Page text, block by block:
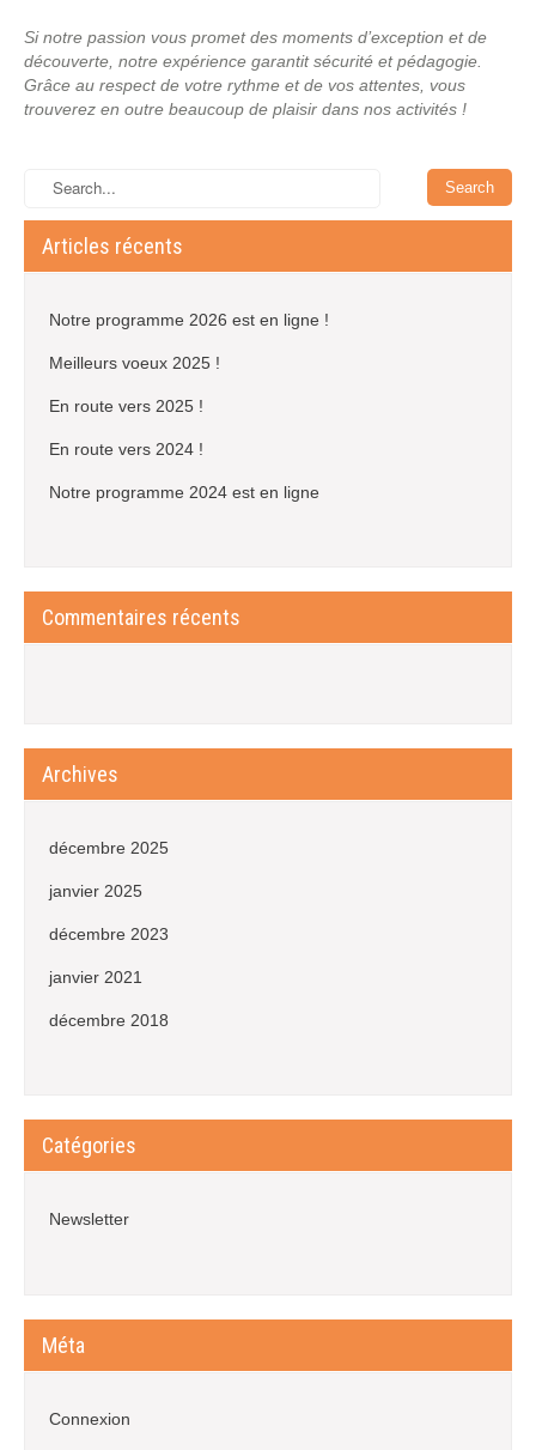
Si notre passion vous promet des moments d’exception et de
découverte, notre expérience garantit sécurité et pédagogie.
Grâce au respect de votre rythme et de vos attentes, vous
trouverez en outre beaucoup de plaisir dans nos activités !
Articles récents
Notre programme 2026 est en ligne !
Meilleurs voeux 2025 !
En route vers 2025 !
En route vers 2024 !
Notre programme 2024 est en ligne
Commentaires récents
Archives
décembre 2025
janvier 2025
décembre 2023
janvier 2021
décembre 2018
Catégories
Newsletter
Méta
Connexion